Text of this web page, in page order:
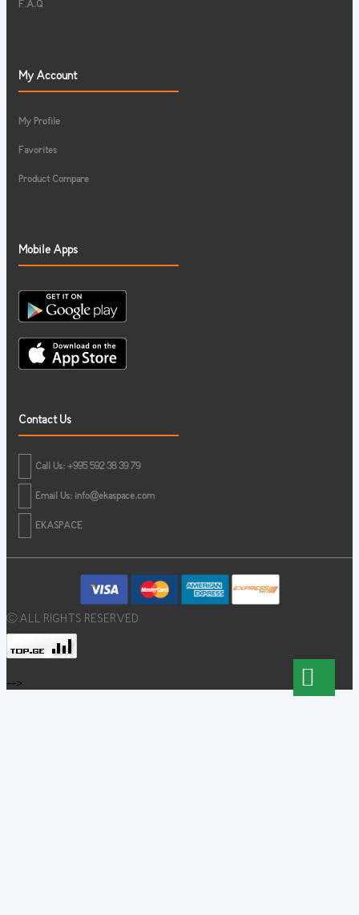
F.A.Q
My Account
My Profile
Favorites
Product Compare
Mobile Apps
Contact Us
Call Us: +995 592 38 39 79
Email Us: info@ekaspace.com
EKASPACE
© ALL RIGHTS RESERVED
-->